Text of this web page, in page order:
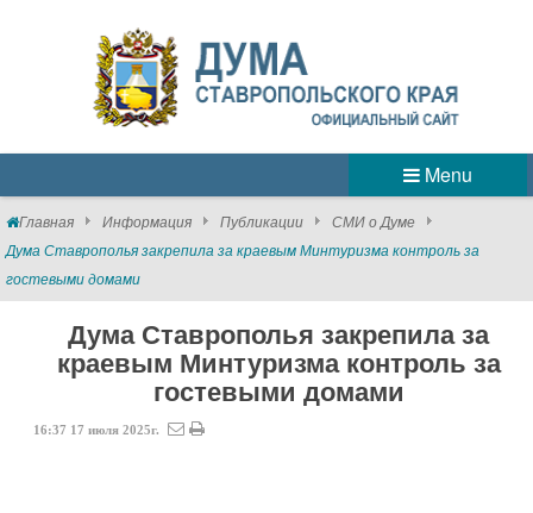
Menu
Главная Информация Публикации
СМИ о Думе
Дума Ставрополья закрепила за краевым Минтуризма контроль за
гостевыми домами
Дума Ставрополья закрепила за
краевым Минтуризма контроль за
гостевыми домами
16:37 17 июля 2025г.